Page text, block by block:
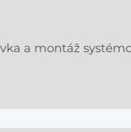
a montáž